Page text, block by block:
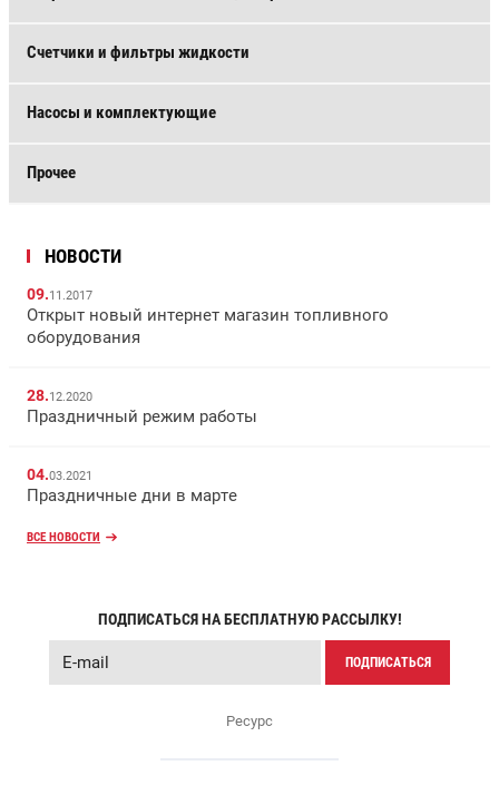
Счетчики и фильтры жидкости
Насосы и комплектующие
Прочее
НОВОСТИ
09.11.2017
Открыт новый интернет магазин топливного
оборудования
28.12.2020
Праздничный режим работы
04.03.2021
Праздничные дни в марте
ВСЕ НОВОСТИ
ПОДПИСАТЬСЯ НА БЕСПЛАТНУЮ РАССЫЛКУ!
ПОДПИСАТЬСЯ
Ресурс